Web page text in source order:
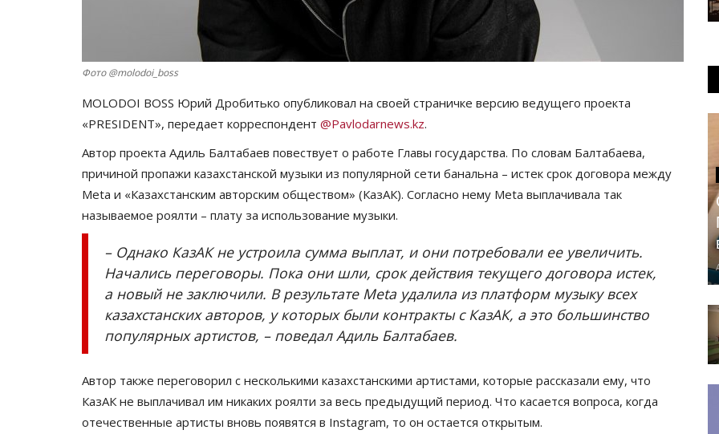
Фото @molodoi_boss
MOLODOI BOSS Юрий Дробитько опубликовал на своей страничке версию ведущего проекта
«PRESIDENT», передает корреспондент @Pavlodarnews.kz.
Автор проекта Адиль Балтабаев повествует о работе Главы государства. По словам Балтабаева,
причиной пропажи казахстанской музыки из популярной сети банальна – истек срок договора между
Meta и «Казахстанским авторским обществом» (КазАК). Согласно нему Meta выплачивала так
называемое роялти – плату за использование музыки.
– Однако КазАК не устроила сумма выплат, и они потребовали ее увеличить.
Начались переговоры. Пока они шли, срок действия текущего договора истек,
а новый не заключили. В результате Meta удалила из платформ музыку всех
казахстанских авторов, у которых были контракты с КазАК, а это большинство
популярных артистов, – поведал Адиль Балтабаев.
Автор также переговорил с несколькими казахстанскими артистами, которые рассказали ему, что
КазАК не выплачивал им никаких роялти за весь предыдущий период. Что касается вопроса, когда
отечественные артисты вновь появятся в Instagram, то он остается открытым.